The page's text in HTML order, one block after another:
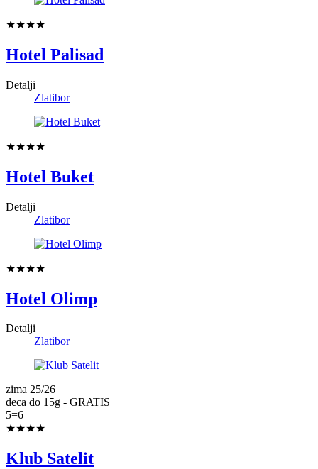
★★★★
Hotel Palisad
Detalji
Zlatibor
★★★★
Hotel Buket
Detalji
Zlatibor
★★★★
Hotel Olimp
Detalji
Zlatibor
zima 25/26
deca do 15g - GRATIS
5=6
★★★★
Klub Satelit